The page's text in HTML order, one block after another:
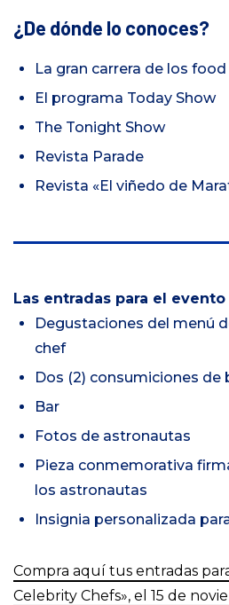
¿De dónde lo conoces?
La gran carrera de los
El programa Today Show
The Tonight Show
Revista Parade
Revista «El viñedo de
Las entradas para el
Degustaciones del menú
chef
Dos (2) consumiciones de
Bar
Fotos de astronautas
Pieza conmemorativa
los astronautas
Insignia personalizada
Compra aquí tus entradas
Celebrity Chefs», el 15 de